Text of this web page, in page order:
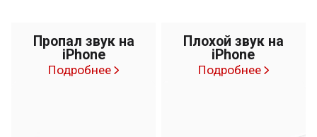
Пропал звук на
iPhone
Подробнее
Плохой звук на
iPhone
Подробнее